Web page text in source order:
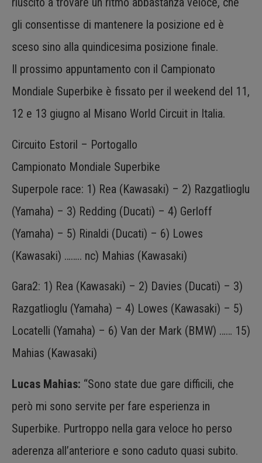
gli consentisse di mantenere la posizione ed è
sceso sino alla quindicesima posizione finale.
Il prossimo appuntamento con il Campionato
Mondiale Superbike è fissato per il weekend del 11,
12 e 13 giugno al Misano World Circuit in Italia.
Circuito Estoril – Portogallo
Campionato Mondiale Superbike
Superpole race: 1) Rea (Kawasaki) – 2) Razgatlioglu
(Yamaha) – 3) Redding (Ducati) – 4) Gerloff
(Yamaha) – 5) Rinaldi (Ducati) – 6) Lowes
(Kawasaki) …….. nc) Mahias (Kawasaki)
Gara2: 1) Rea (Kawasaki) – 2) Davies (Ducati) – 3)
Razgatlioglu (Yamaha) – 4) Lowes (Kawasaki) – 5)
Locatelli (Yamaha) – 6) Van der Mark (BMW) …… 15)
Mahias (Kawasaki)
Lucas Mahias: “Sono state due gare difficili, che
però mi sono servite per fare esperienza in
Superbike. Purtroppo nella gara veloce ho perso
aderenza all’anteriore e sono caduto quasi subito.